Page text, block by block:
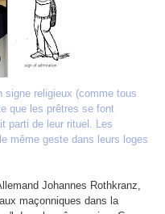
signe religieux (comme tous
que les prêtres se font
parti de leur rituel. Les
même geste dans leurs loges
Johannes Rothkranz,
maçonniques dans la